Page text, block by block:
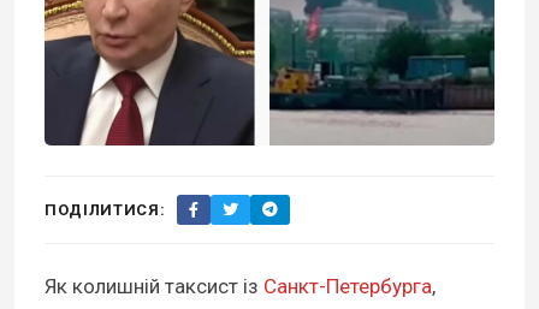
ПОДІЛИТИСЯ:
Як колишній таксист із Санкт-Петербурга,